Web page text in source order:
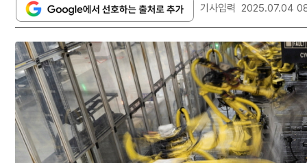
기사입력 2025.07.04